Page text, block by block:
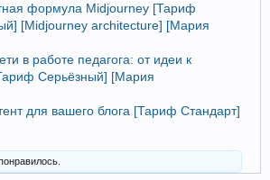
формула Midjourney [Тариф
[Midjourney architecture] [Мария
в работе педагога: от идеи к
Серьëзный] [Мария
для вашего блога [Тариф Стандарт]